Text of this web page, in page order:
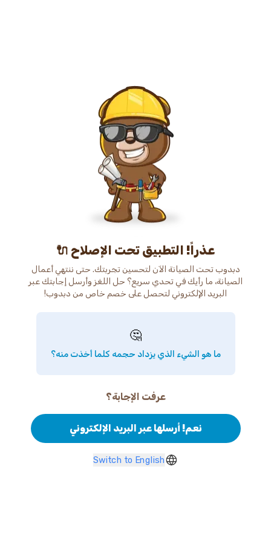
عذراً! التطبيق تحت الإصلاح 🔌
دبدوب تحت الصيانة الآن لتحسين تجربتك. حتى ننتهي أعمال
الصيانة، ما رأيك في تحدي سريع؟ حل اللغز وأرسل إجابتك عبر
البريد الإلكتروني لتحصل على خصم خاص من دبدوب!
🤔
ما هو الشيء الذي يزداد حجمه كلما أخذت منه؟
عرفت الإجابة؟
نعم! أرسلها عبر البريد الإلكتروني
Switch to English